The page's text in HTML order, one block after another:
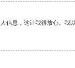
信息，这让我很放心。我